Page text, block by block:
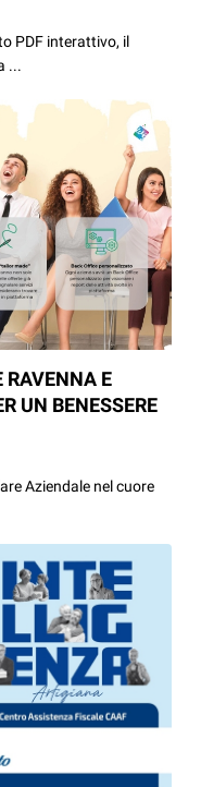
PDF interattivo, il
...
RAVENNA E
UN BENESSERE
Aziendale nel cuore